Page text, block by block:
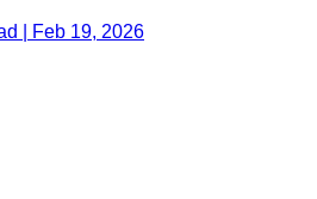
| Feb 19, 2026